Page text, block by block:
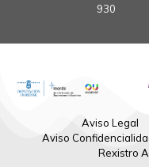
930
Aviso Legal
Aviso
Rexistro